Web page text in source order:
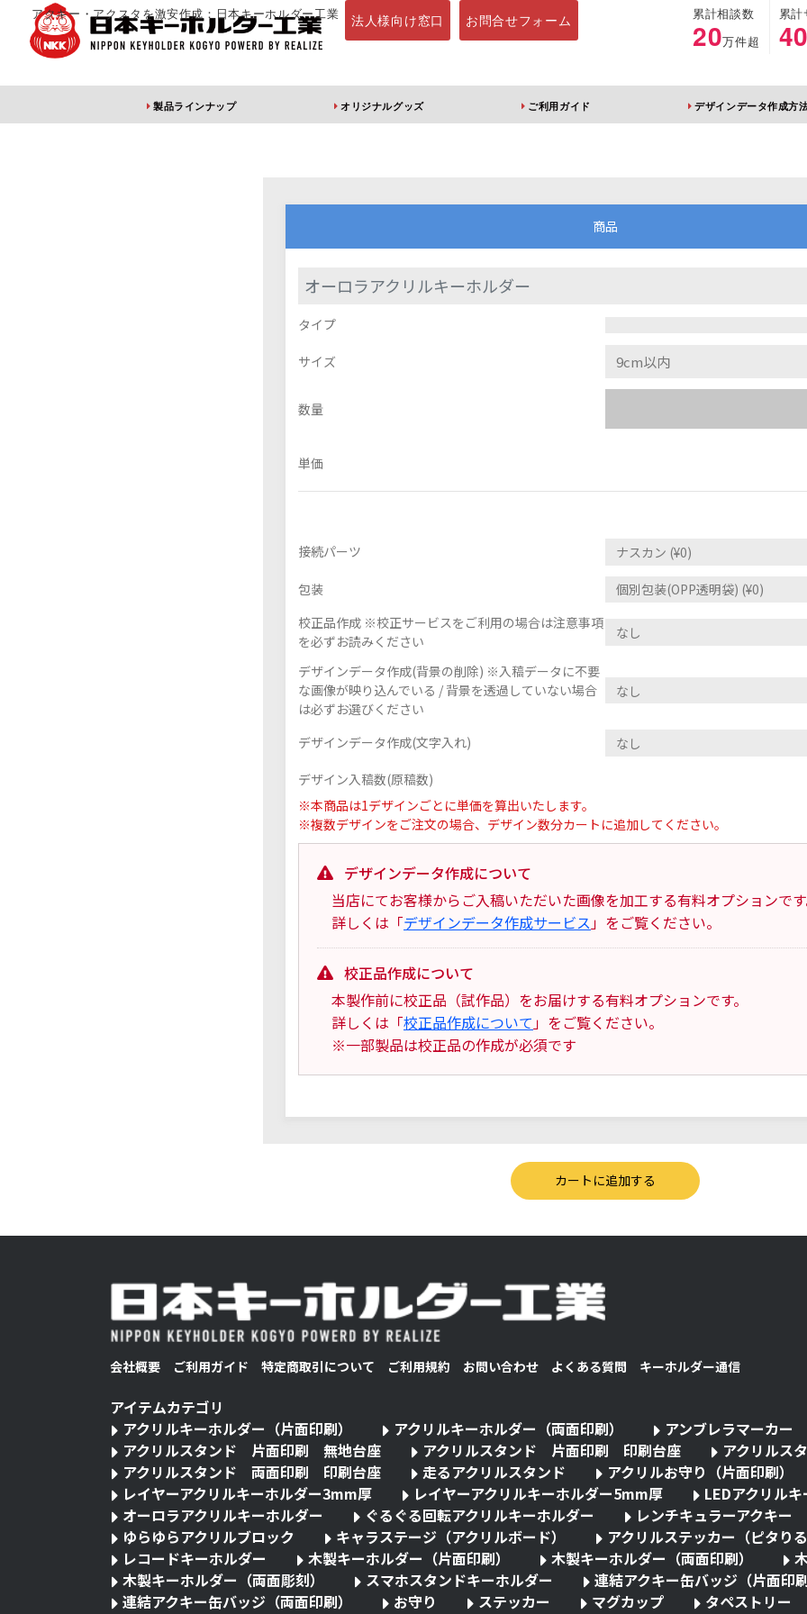
アクキー・アクスタを激安作成：日本キーホルダー工業 法人様向け窓口 お問合せフォーム 累計相談数
20万件超
累
製品ラインナップ オリジナルグッズ ご利用ガイド デザインデータ作成方
アクリルキーホルダー
商品
オーロラアクリルキーホルダー
タイプ
サイズ
数量
単価
接続パーツ
包装
校正品作成 ※校正サービスをご利用の場合は注意事項
を必ずお読みください
デザインデータ作成(背景の削除) ※入稿データに不要
な画像が映り込んでいる / 背景を透過していない場合
は必ずお選びください
デザインデータ作成(文字入れ)
デザイン入稿数(原稿数)
※本商品は1デザインごとに単価を算出いたします。
※複数デザインをご注文の場合、デザイン数分カートに追加してください。
デザインデータ作成について
当店にてお客様からご入稿いただいた画像を加工する有料オプションで
詳しくは「デザインデータ作成サービス 」をご覧ください。
校正品作成について
本製作前に校正品（試作品）をお届けする有料オプションです。
詳しくは「校正品作成について 」をご覧ください。
※一部製品は校正品の作成が必須です
会社概要 ご利用ガイド 特定商取引について ご利用規約 お問い合わせ よくある質問 キーホルダー通信
アイテムカテゴリ
アクリルキーホルダー（片面印刷）
アクリルキーホルダー（両面印刷）
アンブレラマーカー
アクリルスタンド 片面印刷 無地台座
アクリルスタンド 片面印刷 印刷台座
アクリル
アクリルスタンド 両面印刷 印刷台座
走るアクリルスタンド
アクリルお守り（片面印刷）
レイヤーアクリルキーホルダー3mm厚
レイヤーアクリルキーホルダー5mm厚
LEDアクリル
オーロラアクリルキーホルダー
ぐるぐる回転アクリルキーホルダー
レンチキュラーアクキー
ゆらゆらアクリルブロック
キャラステージ（アクリルボード）
アクリルステッカー（ピタり
レコードキーホルダー
木製キーホルダー（片面印刷） 木製キーホルダー（両面印刷）
木製キーホルダー（両面彫刻）
スマホスタンドキーホルダー
連結アクキー缶バッジ（片面印
連結アクキー缶バッジ（両面印刷）
お守り ステッカー マグカップ
タペストリー